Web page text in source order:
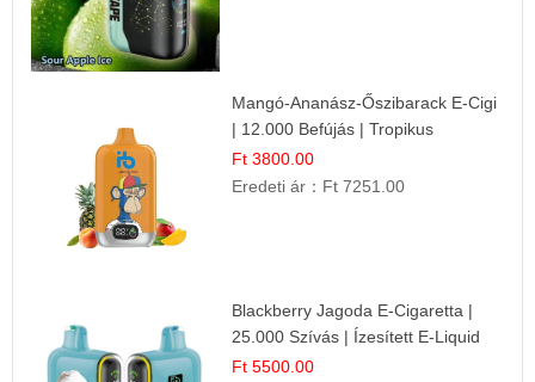
Mangó-Ananász-Őszibarack E-Cigi
| 12.000 Befújás | Tropikus
Gyümölcs Íz
Ft 3800.00
Eredeti ár： Ft 7251.00
Blackberry Jagoda E-Cigaretta |
25.000 Szívás | Ízesített E-Liquid
Ft 5500.00